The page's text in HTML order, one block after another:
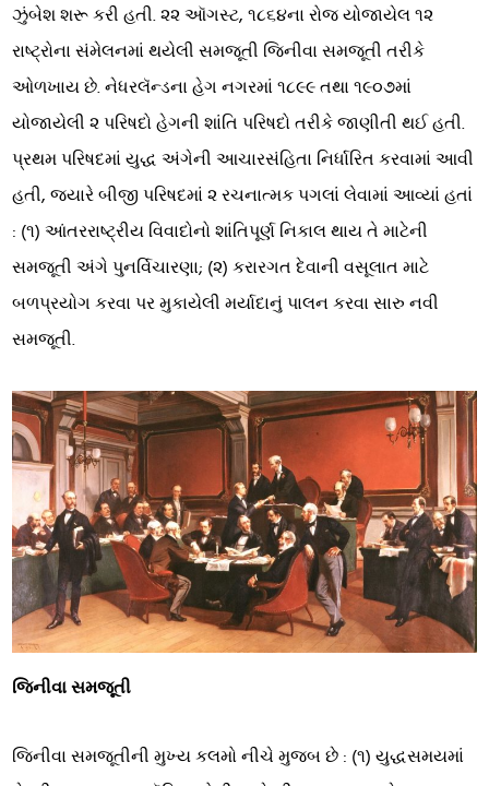
ઝુંબેશ શરૂ કરી હતી. ૨૨ ઑગસ્ટ, ૧૮૬૪ના રોજ યોજાયેલ ૧૨
રાષ્ટ્રોના સંમેલનમાં થયેલી સમજૂતી જિનીવા સમજૂતી તરીકે
ઓળખાય છે. નેધરલૅન્ડના હેગ નગરમાં ૧૮૯૯ તથા ૧૯૦૭માં
યોજાયેલી ૨ પરિષદો હેગની શાંતિ પરિષદો તરીકે જાણીતી થઈ હતી.
પ્રથમ પરિષદમાં યુદ્ધ અંગેની આચારસંહિતા નિર્ધારિત કરવામાં આવી
હતી, જ્યારે બીજી પરિષદમાં ૨ રચનાત્મક પગલાં લેવામાં આવ્યાં હતાં
: (૧) આંતરરાષ્ટ્રીય વિવાદોનો શાંતિપૂર્ણ નિકાલ થાય તે માટેની
સમજૂતી અંગે પુનર્વિચારણા; (૨) કરારગત દેવાની વસૂલાત માટે
બળપ્રયોગ કરવા પર મુકાયેલી મર્યાદાનું પાલન કરવા સારુ નવી
સમજૂતી.
જિનીવા સમજૂતી
જિનીવા સમજૂતીની મુખ્ય કલમો નીચે મુજબ છે : (૧) યુદ્ધસમયમાં